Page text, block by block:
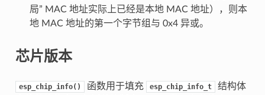
局” MAC 地址实际上已经是本地 MAC 地址），则本
地 MAC 地址的第一个字节组与 0x4 异或。
芯片版本
esp_chip_info() 函数用于填充 esp_chip_info_t
结构体